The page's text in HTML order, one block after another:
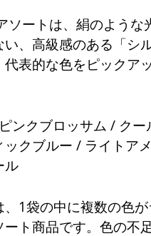
ソートは、絹のような
い、高級感のある「シ
代表的な色をピックア
ンクブロッサム / クー
ックブルー / ライトア
ル
、1袋の中に複数の色が
ート商品です。色の不